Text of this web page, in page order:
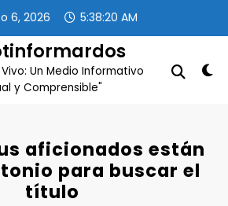
6, 2026 5:38:21 AM
Un Medio Informativo
y Comprensible"
aficionados están
para buscar el
título